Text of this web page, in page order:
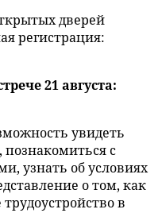
дверей
регистрация:
21 августа:
увидеть
познакомиться с
узнать об условиях
о том, как
в